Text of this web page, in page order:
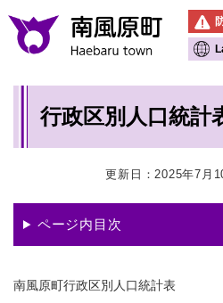
メニューを飛ば
行政区別人口統計
更新日：2025年7月
ページ内目次
南風原町行政区別人口統計表